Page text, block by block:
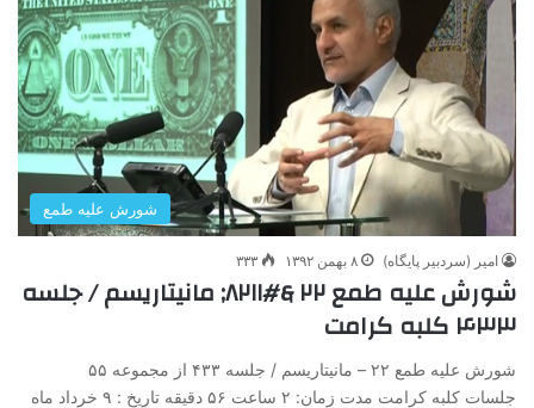
شورش علیه طمع
امیر (سردبیر پایگاه) ۸ بهمن ۱۳۹۲ ۳۳۳
شورش ‌علیه ‌طمع‌ ۲۲ &#۸۲۱۱; مانیتاریسم / جلسه
۴۳۳ کلبه کرامت
شورش ‌علیه ‌طمع‌ ۲۲ – مانیتاریسم / جلسه ۴۳۳ از مجموعه ۵۵
جلسات کلبه کرامت مدت زمان: ۲ ساعت ۵۶ دقیقه تاریخ : ۹ خرداد ماه